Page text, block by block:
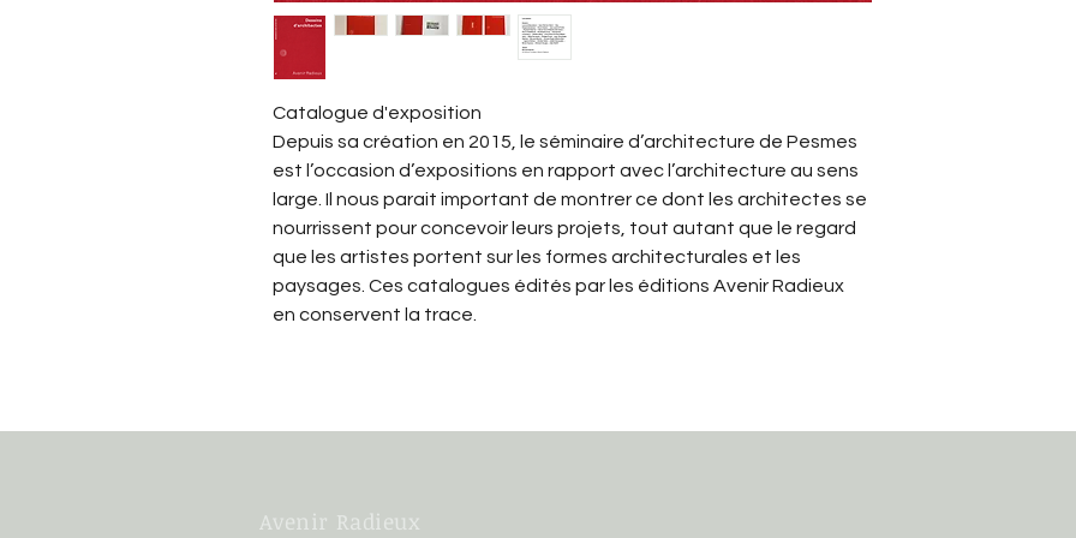
Catalogue d'exposition
Depuis sa création en 2015, le séminaire d’architecture de Pesmes
est l’occasion d’expositions en rapport avec l’architecture au sens
large. Il nous parait important de montrer ce dont les architectes se
nourrissent pour concevoir leurs projets, tout autant que le regard
que les artistes portent sur les formes architecturales et les
paysages. Ces catalogues édités par les éditions Avenir Radieux
en conservent la trace.
Avenir Radieux